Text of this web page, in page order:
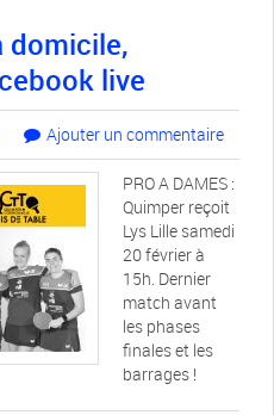
domicile,
live
Ajouter un commentaire
PRO A DAMES :
Quimper reçoit
Lys Lille samedi
20 février à
15h. Dernier
match avant
les phases
finales et les
barrages !